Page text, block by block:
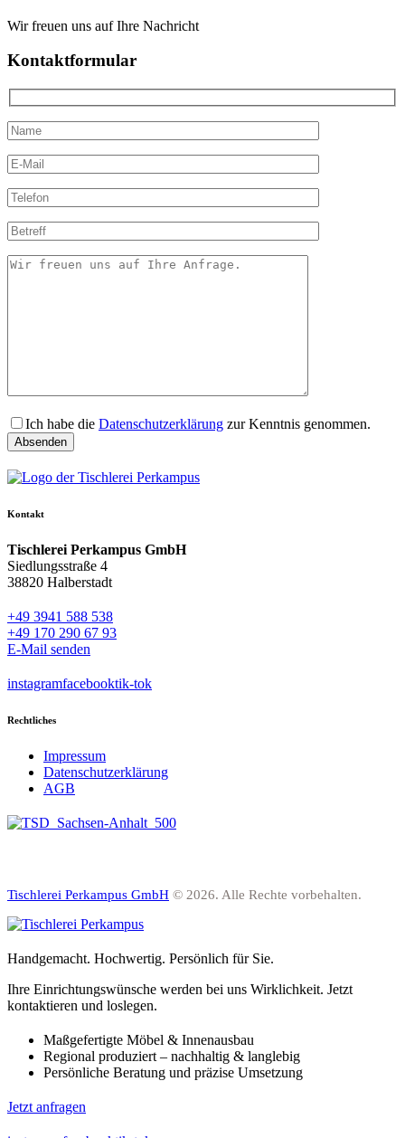
Wir freuen uns auf Ihre Nachricht
Kontaktformular
Ich habe die Datenschutzerklärung zur Kenntnis genommen.
Kontakt
Tischlerei Perkampus GmbH
Siedlungsstraße 4
38820 Halberstadt
+49 3941 588 538
+49 170 290 67 93
E-Mail senden
instagramfacebooktik-tok
Rechtliches
Impressum
Datenschutzerklärung
AGB
Tischlerei Perkampus GmbH © 2026. Alle Rechte vorbehalten.
Handgemacht. Hochwertig. Persönlich für Sie.
Ihre Einrichtungswünsche werden bei uns Wirklichkeit. Jetzt
kontaktieren und loslegen.
Maßgefertigte Möbel & Innenausbau
Regional produziert – nachhaltig & langlebig
Persönliche Beratung und präzise Umsetzung
Jetzt anfragen